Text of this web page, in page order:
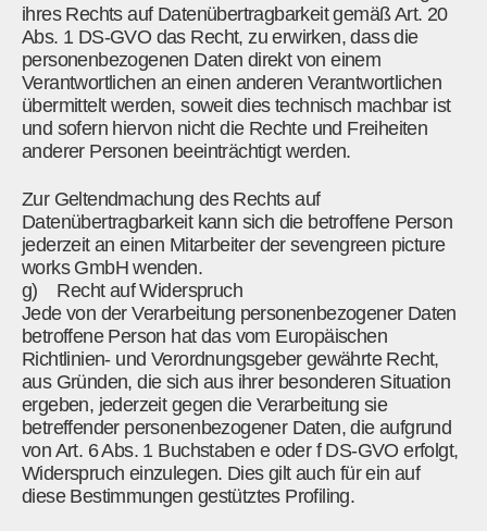
ihres Rechts auf Datenübertragbarkeit gemäß Art. 20
Abs. 1 DS-GVO das Recht, zu erwirken, dass die
personenbezogenen Daten direkt von einem
Verantwortlichen an einen anderen Verantwortlichen
übermittelt werden, soweit dies technisch machbar ist
und sofern hiervon nicht die Rechte und Freiheiten
anderer Personen beeinträchtigt werden.
Zur Geltendmachung des Rechts auf
Datenübertragbarkeit kann sich die betroffene Person
jederzeit an einen Mitarbeiter der sevengreen picture
works GmbH wenden.
g) Recht auf Widerspruch
Jede von der Verarbeitung personenbezogener Daten
betroffene Person hat das vom Europäischen
Richtlinien- und Verordnungsgeber gewährte Recht,
aus Gründen, die sich aus ihrer besonderen Situation
ergeben, jederzeit gegen die Verarbeitung sie
betreffender personenbezogener Daten, die aufgrund
von Art. 6 Abs. 1 Buchstaben e oder f DS-GVO erfolgt,
Widerspruch einzulegen. Dies gilt auch für ein auf
diese Bestimmungen gestütztes Profiling.